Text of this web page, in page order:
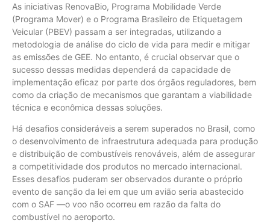
As iniciativas RenovaBio, Programa Mobilidade Verde
(Programa Mover) e o Programa Brasileiro de Etiquetagem
Veicular (PBEV) passam a ser integradas, utilizando a
metodologia de análise do ciclo de vida para medir e mitigar
as emissões de GEE. No entanto, é crucial observar que o
sucesso dessas medidas dependerá da capacidade de
implementação eficaz por parte dos órgãos reguladores, bem
como da criação de mecanismos que garantam a viabilidade
técnica e econômica dessas soluções.
Há desafios consideráveis a serem superados no Brasil, como
o desenvolvimento de infraestrutura adequada para produção
e distribuição de combustíveis renováveis, além de assegurar
a competitividade dos produtos no mercado internacional.
Esses desafios puderam ser observados durante o próprio
evento de sanção da lei em que um avião seria abastecido
com o SAF —o voo não ocorreu em razão da falta do
combustível no aeroporto.